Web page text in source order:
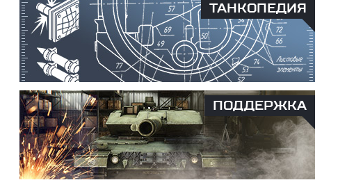
ТАНКОПЕДИЯ
ПОДДЕРЖКА